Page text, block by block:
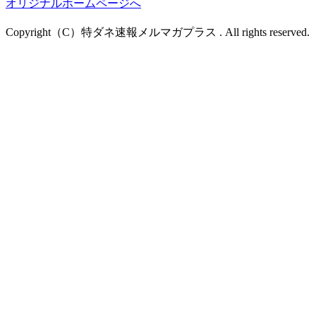
オリジナルホームページへ
Copyright（C）特ダネ速報メルマガプラス . All rights reserved.